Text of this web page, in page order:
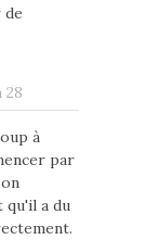
de
28
à
par
a du